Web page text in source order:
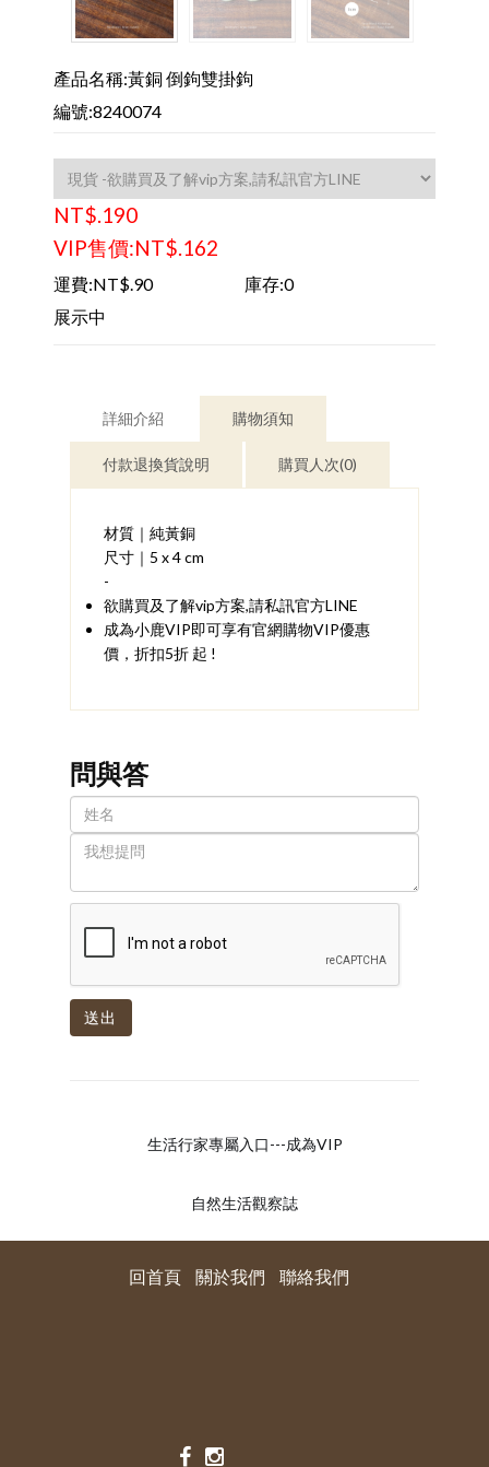
產品名稱:黃銅 倒鉤雙掛鉤
編號:8240074
NT$.190
VIP售價:NT$.162
運費:NT$.90
庫存:0
展示中
詳細介紹 購物須知
付款退換貨說明 購買人次(0)
材質｜純黃銅
尺寸｜5 x 4 cm
-
欲購買及了解vip方案,請私訊官方LINE
成為小鹿VIP即可享有官網購物VIP優惠
價，折扣5折 起 !
問與答
送出
生活行家專屬入口---成為VIP
自然生活觀察誌
回首頁 關於我們 聯絡我們